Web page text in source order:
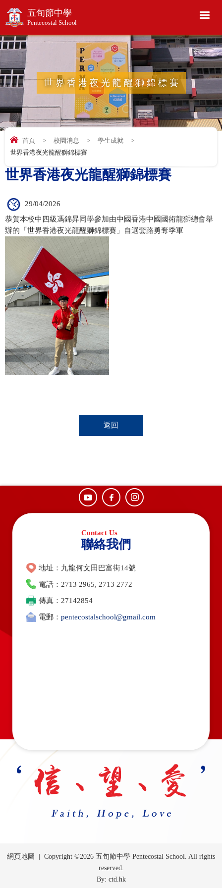
五旬節中學
Pentecostal School
世界香港夜光龍醒獅錦標賽
首頁 > 校園消息 > 學生成就
>
世界香港夜光龍醒獅錦標賽
世界香港夜光龍醒獅錦標賽
29/04/2026
恭賀本校中四級馮錦昇同學參加由中國香港中國國術龍獅總會舉
辦的「世界香港夜光龍醒獅錦標賽」自選套路勇奪季軍
返回
聯絡我們
地址：九龍何文田巴富街14號
電話：2713 2965, 2713 2772
傳真：27142854
電郵： pentecostalschool@gmail.com
網頁地圖 | Copyright ©2026 五旬節中學 Pentecostal School. All rights
reserved.
By: ctd.hk